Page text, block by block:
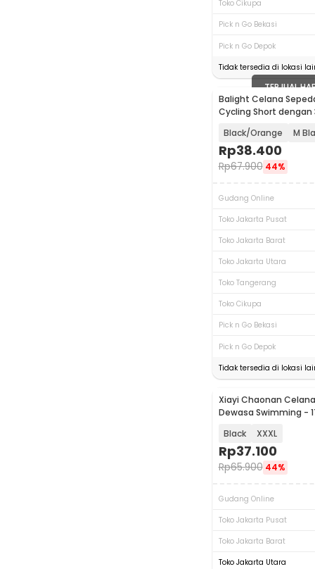
Toko Cikupa
Pick n Go Bekasi
Pick n Go Depok
Tidak tersedia di lokasi
TERJUAL
Balight Celana
Cycling Short dengan
Black/Orange M
Rp38.400
Rp67.900 44%
Gudang Online
Toko Jakarta Pusat
Toko Jakarta Barat
Toko Jakarta Utara
Toko Tangerang
Toko Cikupa
Pick n Go Bekasi
Pick n Go Depok
Tidak tersedia di lokasi
Xiayi Chaonan
Dewasa Swimming -
Black
XXXL
Rp37.100
Rp65.900 44%
Gudang Online
Toko Jakarta Pusat
Toko Jakarta Barat
Toko Jakarta Utara